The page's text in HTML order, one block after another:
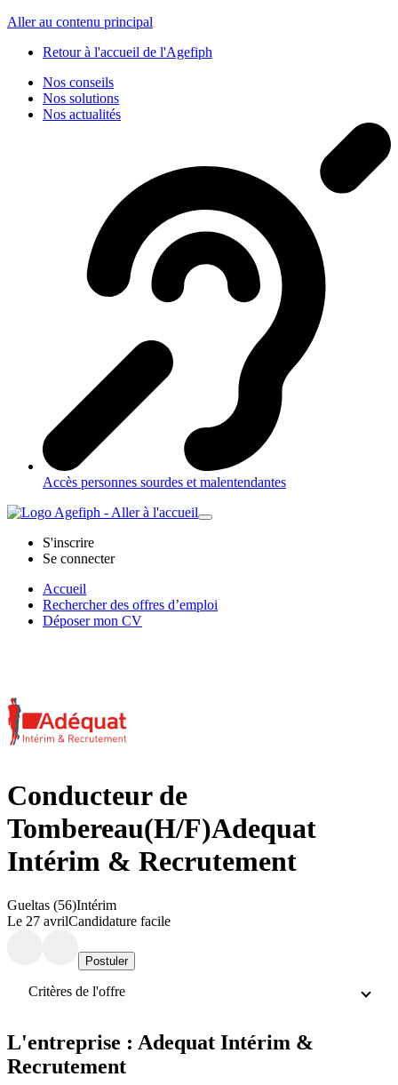
Aller au contenu principal
Retour à l'accueil de l'Agefiph
Nos conseils
Nos solutions
Nos actualités
Accès personnes sourdes et malentendantes
S'inscrire
Se connecter
Accueil
Rechercher des offres d’emploi
Déposer mon CV
Conducteur de
Tombereau(H/F)Adequat
Intérim & Recrutement
Gueltas (56)Intérim
Le 27 avrilCandidature facile
Postuler
Critères de l'offre
L'entreprise : Adequat Intérim &
Recrutement